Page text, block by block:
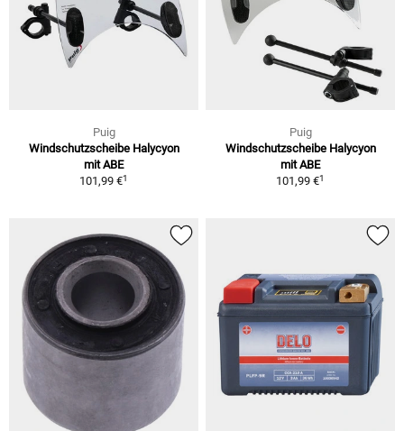
Puig
Windschutzscheibe Halycyon
mit ABE
101,99 €1
Puig
Windschutzscheibe Halycyon
mit ABE
101,99 €1